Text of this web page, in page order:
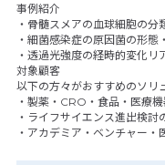
事例紹介
・骨髄スメアの血球細胞の分
・細菌感染症の原因菌の形態
・透過光強度の経時的変化リ
対象顧客
以下の方々がおすすめのソリ
・製薬・CRO・食品・医療
・ライフサイエンス進出検討
・アカデミア・ベンチャー・